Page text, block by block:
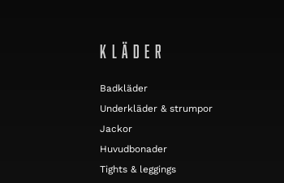
KLÄDER
Badkläder
Underkläder & strumpor
Jackor
Huvudbonader
Tights & leggings